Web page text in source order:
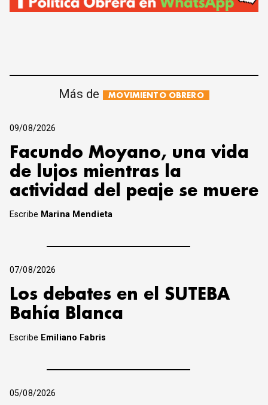
Más de MOVIMIENTO OBRERO
09/08/2026
Facundo Moyano, una vida
de lujos mientras la
actividad del peaje se muere
Escribe Marina Mendieta
07/08/2026
Los debates en el SUTEBA
Bahía Blanca
Escribe Emiliano Fabris
05/08/2026